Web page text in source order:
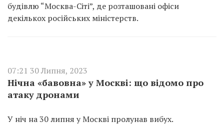
будівлю “Москва-Сіті”, де розташовані офіси
декількох російських міністерств.
07:21 30 Липня, 2023
Нічна «бавовна» у Москві: що відомо про
атаку дронами
У ніч на 30 липня у Москві пролунав вибух.